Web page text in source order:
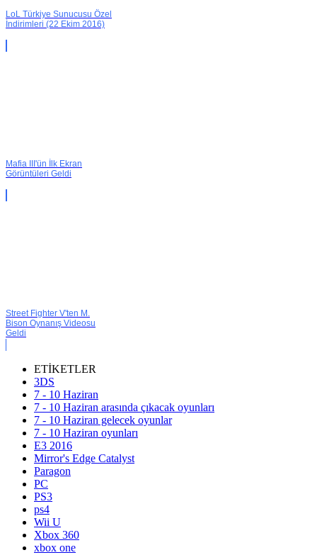
LoL Türkiye Sunucusu Özel
İndirimleri (22 Ekim 2016)
Mafia III'ün İlk Ekran
Görüntüleri Geldi
Street Fighter V'ten M.
Bison Oynanış Videosu
Geldi
ETİKETLER
3DS
7 - 10 Haziran
7 - 10 Haziran arasında çıkacak oyunları
7 - 10 Haziran gelecek oyunlar
7 - 10 Haziran oyunları
E3 2016
Mirror's Edge Catalyst
Paragon
PC
PS3
ps4
Wii U
Xbox 360
xbox one